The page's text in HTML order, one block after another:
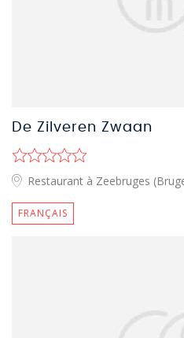
De Zilveren Zwaan
Restaurant à Zeebruges
FRANÇAIS